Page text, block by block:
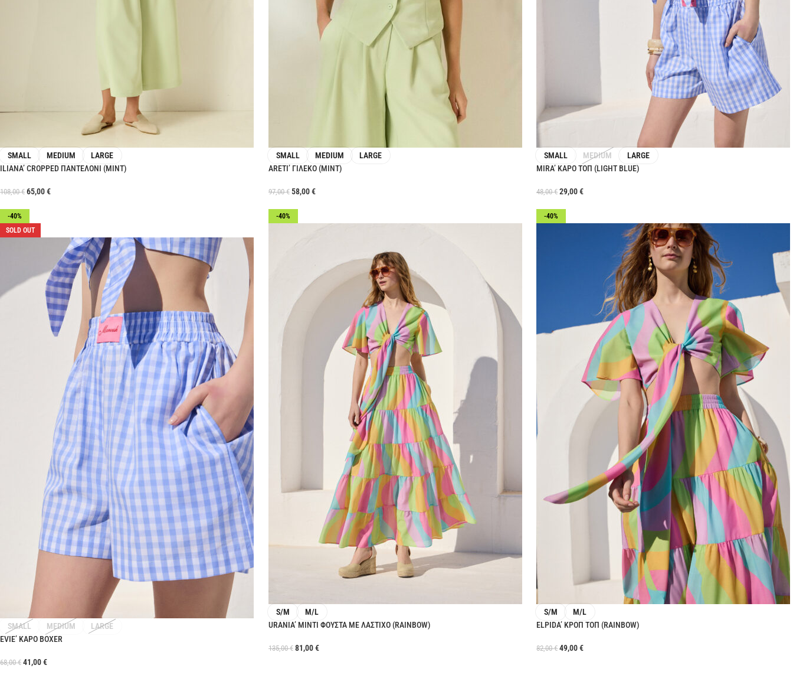
SMALL MEDIUM
LARGE
ILIANA’ CROPPED ΠΑΝΤΕΛΟΝΙ (MINT)
108,00€ 65,00€
SMALL MEDIUM
LARGE
ARETI’ ΓΙΛΕΚΟ (MINT)
97,00€ 58,00€
SMALL MEDIUM
LARGE
MIRA’ ΚΑΡΟ ΤΟΠ (LIGHT BLUE)
48,00€ 29,00€
-40%
SOLD OUT
SMALL MEDIUM
LARGE
EVIE’ ΚΑΡΟ BOXER
68,00€ 41,00€
-40%
S/M
M/L
URANIA’ ΜΙΝΤΙ ΦΟΥΣΤΑ ΜΕ ΛΑΣΤΙΧΟ (RAINBOW)
135,00€ 81,00€
-40%
S/M
M/L
ELPIDA’ ΚΡΟΠ ΤΟΠ (RAINBOW)
82,00€ 49,00€